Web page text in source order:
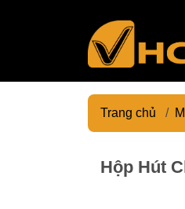
Trang chủ /
Hộp Hút